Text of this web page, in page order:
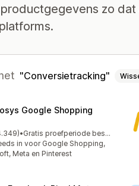
zo
Conversietracking
Google Shopping
sterren
in totaal
•
Gratis proefperiode beschikbaar
in voor Google Shopping,
Meta en Pinterest